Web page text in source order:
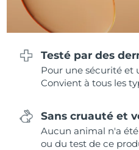
Testé par des
Pour une sécurité et
Convient à tous les
Sans cruauté et
Aucun animal n'a
ou du test de ce